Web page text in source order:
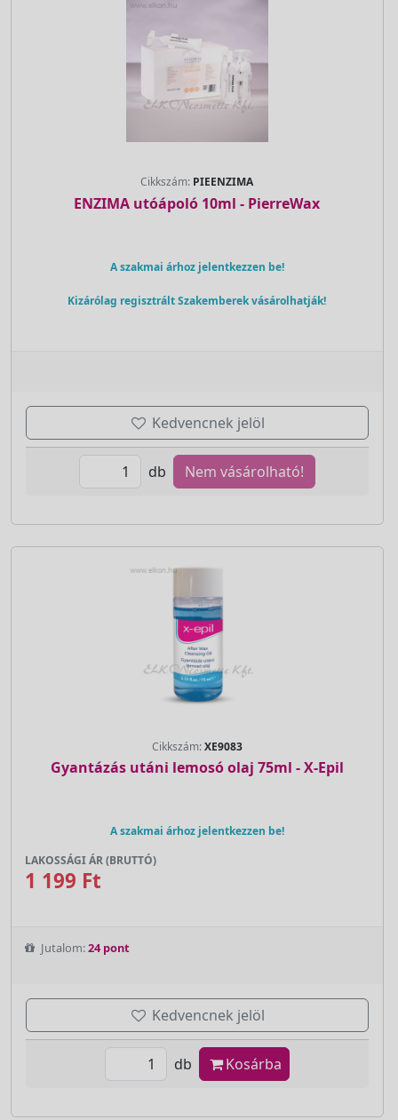
Cikkszám: PIEENZIMA
ENZIMA utóápoló 10ml - PierreWax
A szakmai árhoz jelentkezzen be!
Kizárólag regisztrált Szakemberek vásárolhatják!
Kedvencnek jelöl
db Nem vásárolható!
Cikkszám:XE9083
Gyantázás utáni lemosó olaj 75ml - X-Epil
A szakmai árhoz jelentkezzen be!
LAKOSSÁGI ÁR (BRUTTÓ)
1 199 Ft
Jutalom:24 pont
Kedvencnek jelöl
db Kosárba